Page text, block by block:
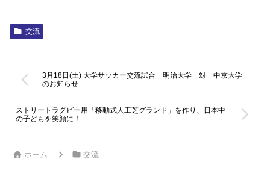
交流
3月18日(土) 大学サッカー交流試合 明治大学 対 中京大学
のお知らせ
ストリートラグビー用「移動式人工芝グランド」を作り、日本中
の子どもを笑顔に！
ホーム 交流